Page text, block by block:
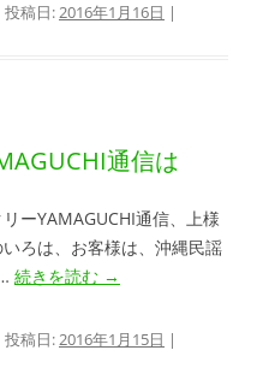
投稿日:2016年1月16日 |
通信は
ーYAMAGUCHI通信、上様
ろは、お客様は、沖縄民謡
続きを読む →
投稿日:2016年1月15日 |